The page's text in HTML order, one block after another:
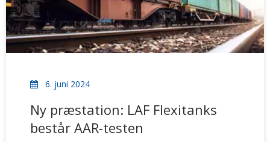
6. juni 2024
Ny præstation: LAF Flexitanks
består AAR-testen